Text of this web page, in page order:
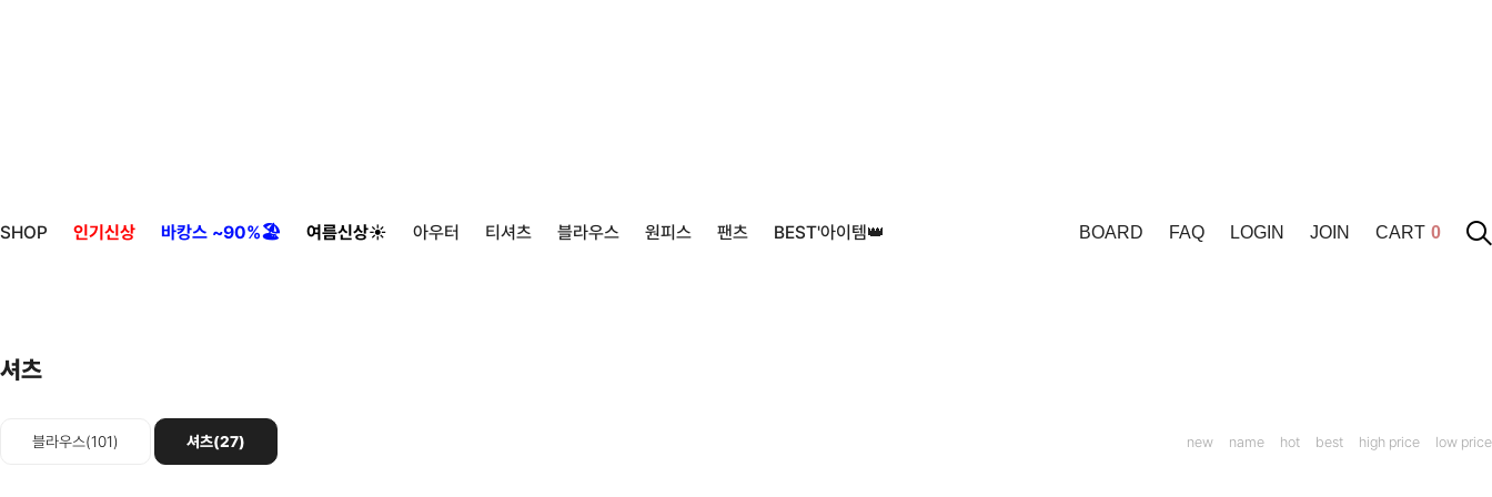
SHOP 인기신상 바캉스 ~90%🏖️ 여름신상☀️ 아우터 티셔츠 블라우스 원피스 팬츠 BEST'아이템👑 BOARD FAQ LOGIN JOIN CART 0
셔츠
블라우스(101) 셔츠(27) new name hot best high price low price